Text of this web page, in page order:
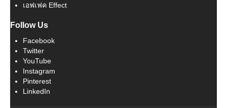
เอฟเฟค Effect
Follow Us
Facebook
Twitter
YouTube
Instagram
Pinterest
LinkedIn